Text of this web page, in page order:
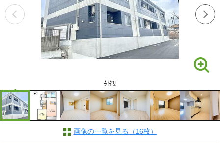
外観
画像の一覧を見る（16枚）